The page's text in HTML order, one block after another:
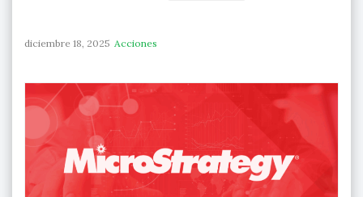
diciembre 18, 2025 Acciones